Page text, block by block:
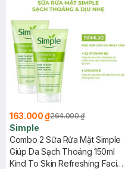
163.000 ₫264.000 ₫
Simple
Combo 2 Sữa Rửa Mặt Simple
Giúp Da Sạch Thoáng 150ml
Kind To Skin Refreshing Facial